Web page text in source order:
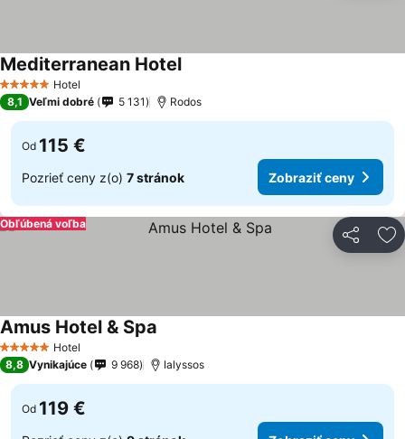
5 Počet hviezdičiek
Hotel
Mediterranean Hotel
8,1 Veľmi dobré 5 131 Rodos
Od 115 €
Pozrieť ceny z(o) 7 stránok Zobraziť ceny
Zdieľať
Obľúbená voľba
5 Počet hviezdičiek
Hotel
Amus Hotel & Spa
8,8 Vynikajúce 9 968 Ialyssos
Od 119 €